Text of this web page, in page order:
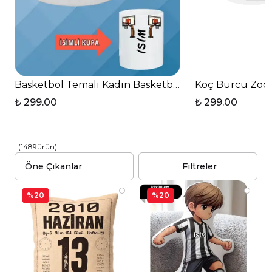
öğretmenler gününde anlamlı bir jest
yapmanıza yardımcı olacaktır.
Basketbol Temalı Kadın Basketbolcu Kalp Kulplu
₺ 299.00
Koç Burcu
₺ 299.00
(1489ürün)
Filtreler
%20 %20